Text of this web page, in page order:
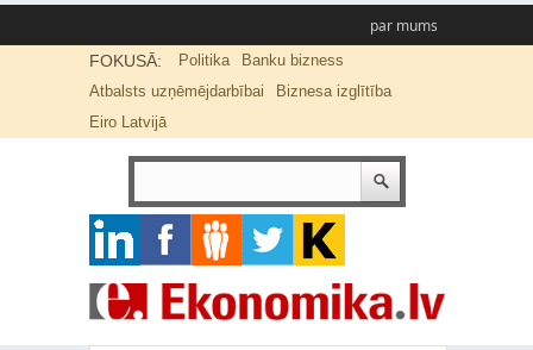
par mums
FOKUSĀ: Politika
Banku bizness
Atbalsts uzņēmējdarbībai
Biznesa izglītība
Eiro Latvijā